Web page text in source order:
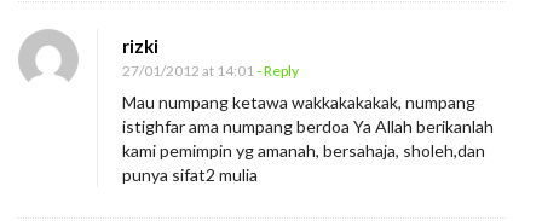
rizki
27/01/2012 at 14:01 - Reply
Mau numpang ketawa wakkakakakak, numpang
istighfar ama numpang berdoa Ya Allah berikanlah
kami pemimpin yg amanah, bersahaja, sholeh,dan
punya sifat2 mulia